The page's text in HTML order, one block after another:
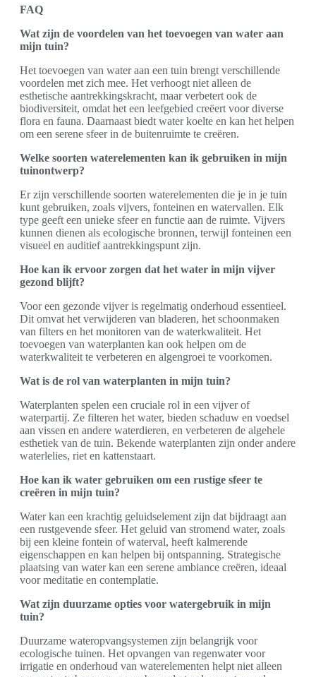
FAQ
Wat zijn de voordelen van het toevoegen van water aan
mijn tuin?
Het toevoegen van water aan een tuin brengt verschillende
voordelen met zich mee. Het verhoogt niet alleen de
esthetische aantrekkingskracht, maar verbetert ook de
biodiversiteit, omdat het een leefgebied creëert voor diverse
flora en fauna. Daarnaast biedt water koelte en kan het helpen
om een serene sfeer in de buitenruimte te creëren.
Welke soorten waterelementen kan ik gebruiken in mijn
tuinontwerp?
Er zijn verschillende soorten waterelementen die je in je tuin
kunt gebruiken, zoals vijvers, fonteinen en watervallen. Elk
type geeft een unieke sfeer en functie aan de ruimte. Vijvers
kunnen dienen als ecologische bronnen, terwijl fonteinen een
visueel en auditief aantrekkingspunt zijn.
Hoe kan ik ervoor zorgen dat het water in mijn vijver
gezond blijft?
Voor een gezonde vijver is regelmatig onderhoud essentieel.
Dit omvat het verwijderen van bladeren, het schoonmaken
van filters en het monitoren van de waterkwaliteit. Het
toevoegen van waterplanten kan ook helpen om de
waterkwaliteit te verbeteren en algengroei te voorkomen.
Wat is de rol van waterplanten in mijn tuin?
Waterplanten spelen een cruciale rol in een vijver of
waterpartij. Ze filteren het water, bieden schaduw en voedsel
aan vissen en andere waterdieren, en verbeteren de algehele
esthetiek van de tuin. Bekende waterplanten zijn onder andere
waterlelies, riet en kattenstaart.
Hoe kan ik water gebruiken om een rustige sfeer te
creëren in mijn tuin?
Water kan een krachtig geluidselement zijn dat bijdraagt aan
een rustgevende sfeer. Het geluid van stromend water, zoals
bij een kleine fontein of waterval, heeft kalmerende
eigenschappen en kan helpen bij ontspanning. Strategische
plaatsing van water kan een serene ambiance creëren, ideaal
voor meditatie en contemplatie.
Wat zijn duurzame opties voor watergebruik in mijn
tuin?
Duurzame wateropvangsystemen zijn belangrijk voor
ecologische tuinen. Het opvangen van regenwater voor
irrigatie en onderhoud van waterelementen helpt niet alleen